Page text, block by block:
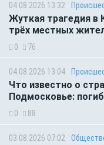
04.08.2026 13:32
Жуткая трагедия в
трёх местных
0 76
04.08.2026 13:04
Что известно о
Подмосковье:
0 88
03.08.2026 07:02